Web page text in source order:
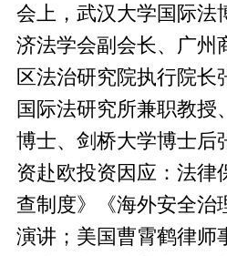
会上，武汉大学国际法
济法学会副会长、广州
区法治研究院执行院长
国际法研究所兼职教授
博士、剑桥大学博士后
资赴欧投资因应：法律
查制度》《海外安全治
演讲；美国曹霄鹤律师